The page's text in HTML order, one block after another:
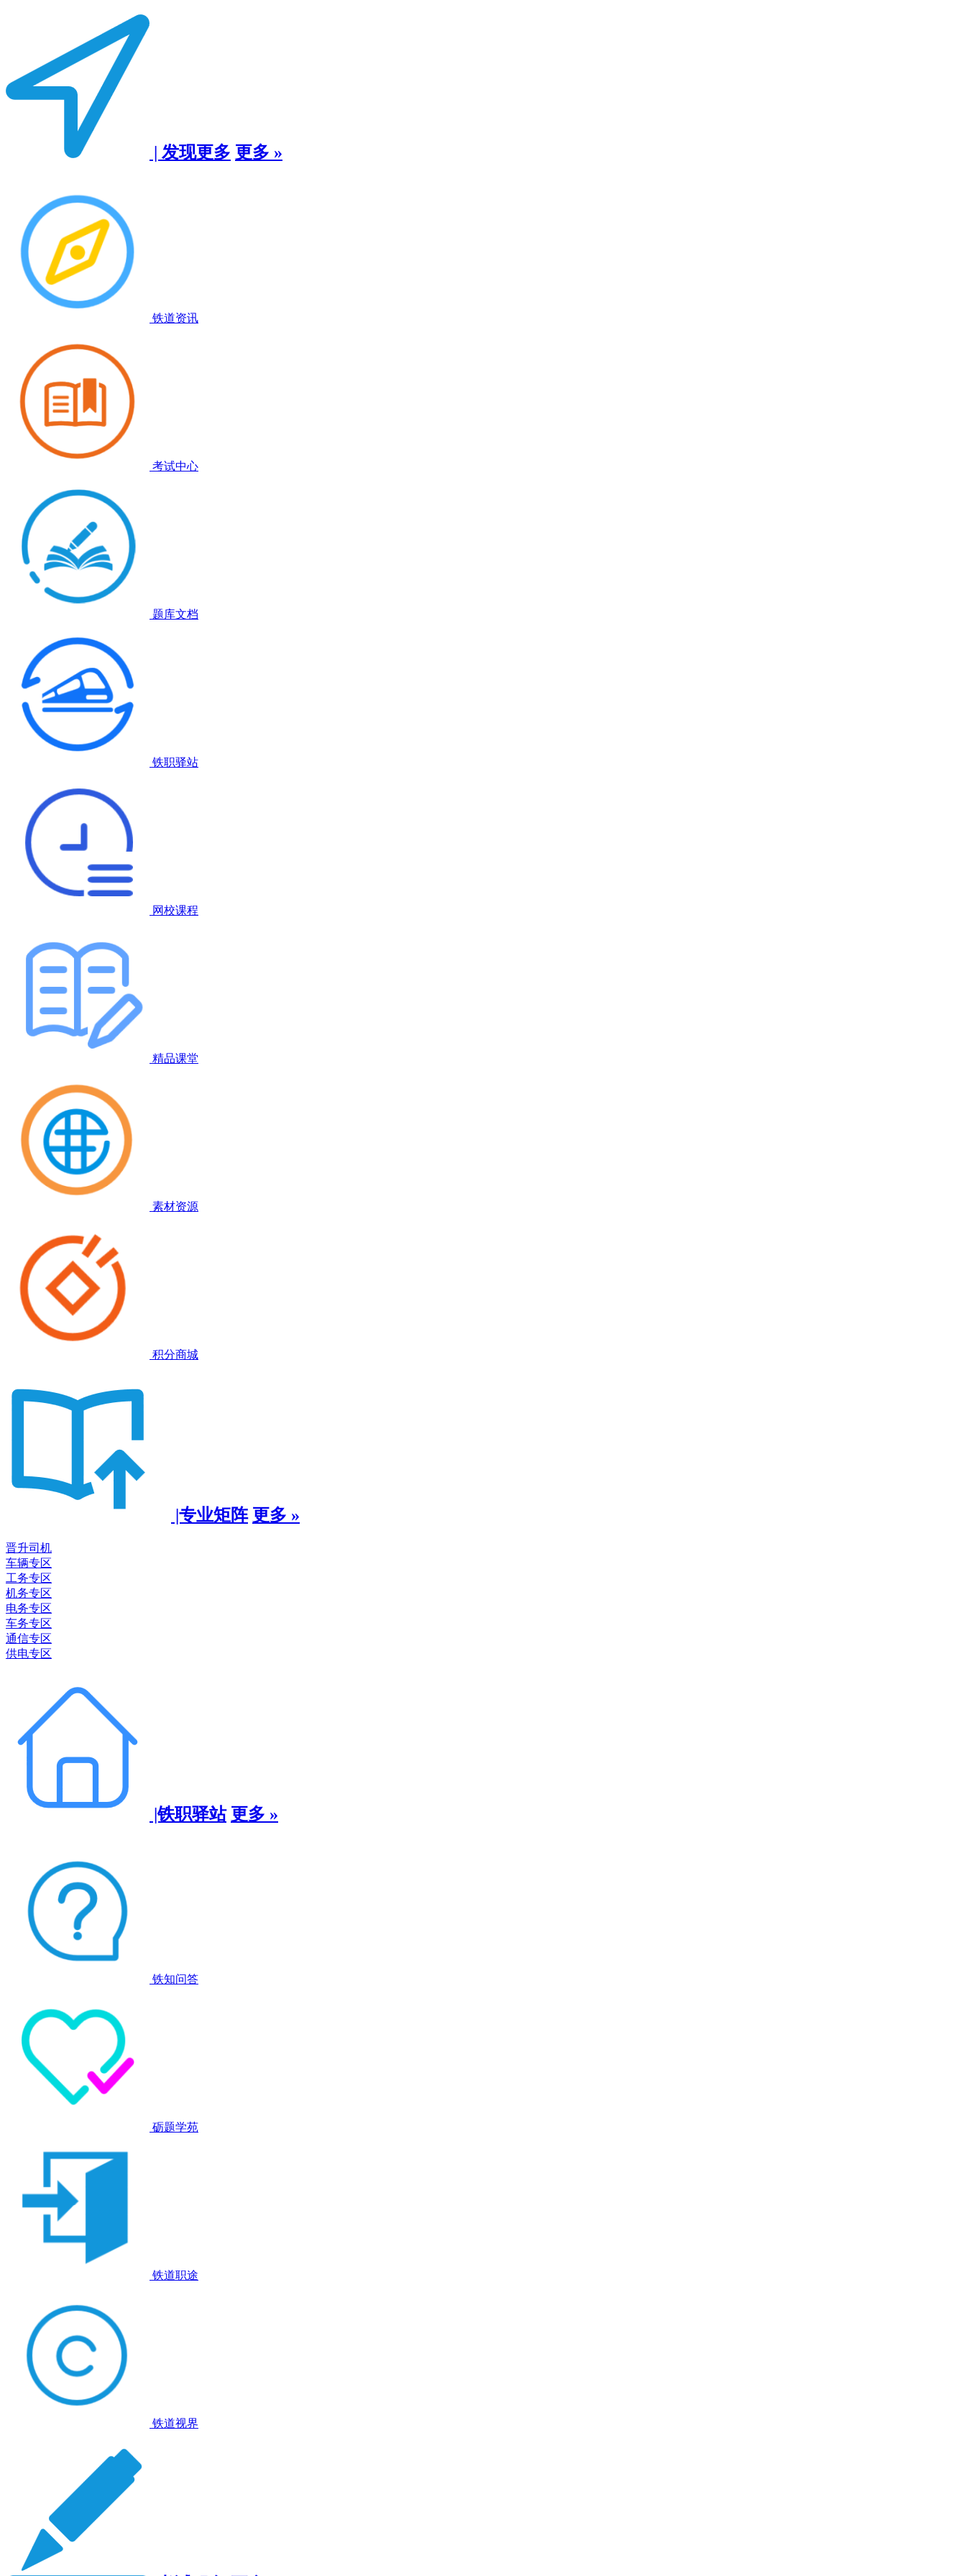
| 发现更多 更多 »
铁道资讯
考试中心
题库文档
铁职驿站
网校课程
精品课堂
素材资源
积分商城
|专业矩阵 更多 »
晋升司机
车辆专区
工务专区
机务专区
电务专区
车务专区
通信专区
供电专区
|铁职驿站 更多 »
铁知问答
砺题学苑
铁道职途
铁道视界